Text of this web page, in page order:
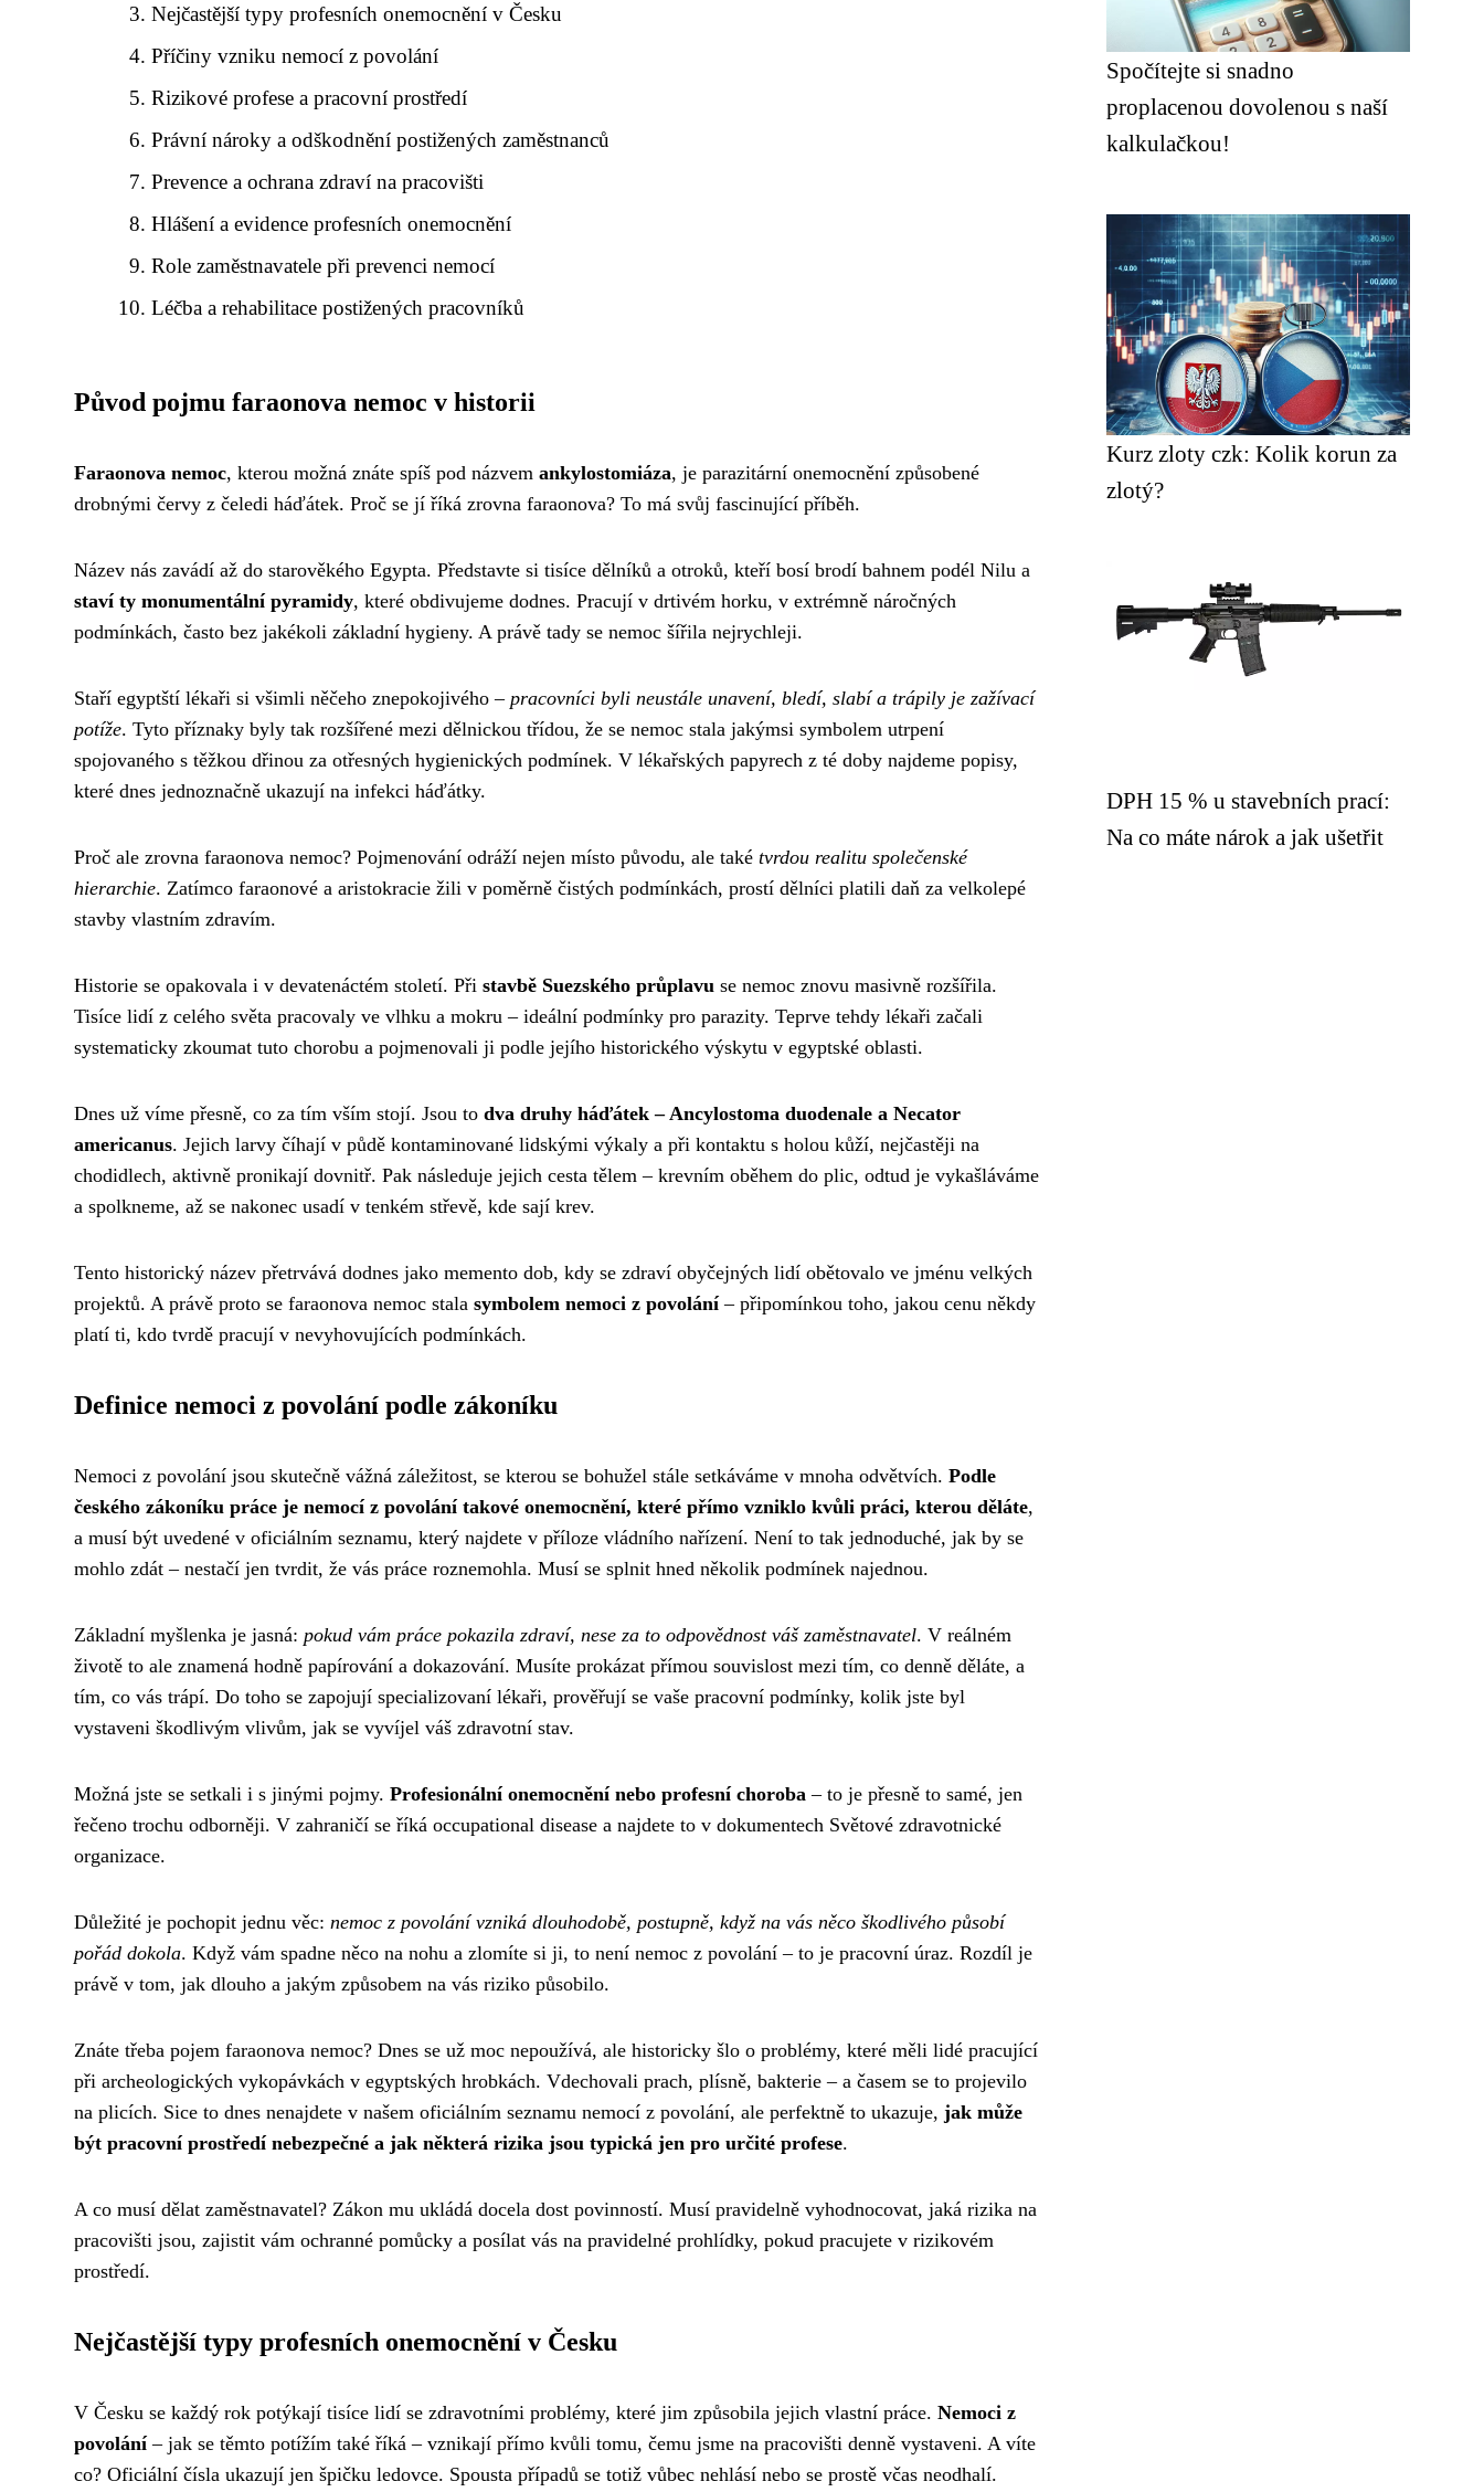
Nejčastější typy profesních onemocnění v Česku
Příčiny vzniku nemocí z povolání
Rizikové profese a pracovní prostředí
Právní nároky a odškodnění postižených zaměstnanců
Prevence a ochrana zdraví na pracovišti
Hlášení a evidence profesních onemocnění
Role zaměstnavatele při prevenci nemocí
Léčba a rehabilitace postižených pracovníků
Původ pojmu faraonova nemoc v historii
Faraonova nemoc, kterou možná znáte spíš pod názvem ankylostomiáza, je parazitární onemocnění způsobené
drobnými červy z čeledi háďátek. Proč se jí říká zrovna faraonova? To má svůj fascinující příběh.
Název nás zavádí až do starověkého Egypta. Představte si tisíce dělníků a otroků, kteří bosí brodí bahnem podél Nilu a
staví ty monumentální pyramidy, které obdivujeme dodnes. Pracují v drtivém horku, v extrémně náročných
podmínkách, často bez jakékoli základní hygieny. A právě tady se nemoc šířila nejrychleji.
Staří egyptští lékaři si všimli něčeho znepokojivého – pracovníci byli neustále unavení, bledí, slabí a trápily je zažívací
potíže. Tyto příznaky byly tak rozšířené mezi dělnickou třídou, že se nemoc stala jakýmsi symbolem utrpení
spojovaného s těžkou dřinou za otřesných hygienických podmínek. V lékařských papyrech z té doby najdeme popisy,
které dnes jednoznačně ukazují na infekci háďátky.
Proč ale zrovna faraonova nemoc? Pojmenování odráží nejen místo původu, ale také tvrdou realitu společenské
hierarchie. Zatímco faraonové a aristokracie žili v poměrně čistých podmínkách, prostí dělníci platili daň za velkolepé
stavby vlastním zdravím.
Historie se opakovala i v devatenáctém století. Při stavbě Suezského průplavu se nemoc znovu masivně rozšířila.
Tisíce lidí z celého světa pracovaly ve vlhku a mokru – ideální podmínky pro parazity. Teprve tehdy lékaři začali
systematicky zkoumat tuto chorobu a pojmenovali ji podle jejího historického výskytu v egyptské oblasti.
Dnes už víme přesně, co za tím vším stojí. Jsou to dva druhy háďátek – Ancylostoma duodenale a Necator
americanus. Jejich larvy číhají v půdě kontaminované lidskými výkaly a při kontaktu s holou kůží, nejčastěji na
chodidlech, aktivně pronikají dovnitř. Pak následuje jejich cesta tělem – krevním oběhem do plic, odtud je vykašláváme
a spolkneme, až se nakonec usadí v tenkém střevě, kde sají krev.
Tento historický název přetrvává dodnes jako memento dob, kdy se zdraví obyčejných lidí obětovalo ve jménu velkých
projektů. A právě proto se faraonova nemoc stala symbolem nemoci z povolání– připomínkou toho, jakou cenu někdy
platí ti, kdo tvrdě pracují v nevyhovujících podmínkách.
Definice nemoci z povolání podle zákoníku
Nemoci z povolání jsou skutečně vážná záležitost, se kterou se bohužel stále setkáváme v mnoha odvětvích. Podle
českého zákoníku práce je nemocí z povolání takové onemocnění, které přímo vzniklo kvůli práci, kterou děláte,
a musí být uvedené v oficiálním seznamu, který najdete v příloze vládního nařízení. Není to tak jednoduché, jak by se
mohlo zdát – nestačí jen tvrdit, že vás práce roznemohla. Musí se splnit hned několik podmínek najednou.
Základní myšlenka je jasná: pokud vám práce pokazila zdraví, nese za to odpovědnost váš zaměstnavatel. V reálném
životě to ale znamená hodně papírování a dokazování. Musíte prokázat přímou souvislost mezi tím, co denně děláte, a
tím, co vás trápí. Do toho se zapojují specializovaní lékaři, prověřují se vaše pracovní podmínky, kolik jste byl
vystaveni škodlivým vlivům, jak se vyvíjel váš zdravotní stav.
Možná jste se setkali i s jinými pojmy. Profesionální onemocnění nebo profesní choroba – to je přesně to samé, jen
řečeno trochu odborněji. V zahraničí se říká occupational disease a najdete to v dokumentech Světové zdravotnické
organizace.
Důležité je pochopit jednu věc: nemoc z povolání vzniká dlouhodobě, postupně, když na vás něco škodlivého působí
pořád dokola. Když vám spadne něco na nohu a zlomíte si ji, to není nemoc z povolání – to je pracovní úraz. Rozdíl je
právě v tom, jak dlouho a jakým způsobem na vás riziko působilo.
Znáte třeba pojem faraonova nemoc? Dnes se už moc nepoužívá, ale historicky šlo o problémy, které měli lidé pracující
při archeologických vykopávkách v egyptských hrobkách. Vdechovali prach, plísně, bakterie – a časem se to projevilo
na plicích. Sice to dnes nenajdete v našem oficiálním seznamu nemocí z povolání, ale perfektně to ukazuje, jak může
být pracovní prostředí nebezpečné a jak některá rizika jsou typická jen pro určité profese.
A co musí dělat zaměstnavatel? Zákon mu ukládá docela dost povinností. Musí pravidelně vyhodnocovat, jaká rizika na
pracovišti jsou, zajistit vám ochranné pomůcky a posílat vás na pravidelné prohlídky, pokud pracujete v rizikovém
prostředí.
Nejčastější typy profesních onemocnění v Česku
V Česku se každý rok potýkají tisíce lidí se zdravotními problémy, které jim způsobila jejich vlastní práce. Nemoci z
povolání– jak se těmto potížím také říká – vznikají přímo kvůli tomu, čemu jsme na pracovišti denně vystaveni. A víte
co? Oficiální čísla ukazují jen špičku ledovce. Spousta případů se totiž vůbec nehlásí nebo se prostě včas neodhalí.
Spočítejte si snadno
proplacenou dovolenou s naší
kalkulačkou!
Kurz zloty czk: Kolik korun za
zlotý?
DPH 15 % u stavebních prací:
Na co máte nárok a jak ušetřit